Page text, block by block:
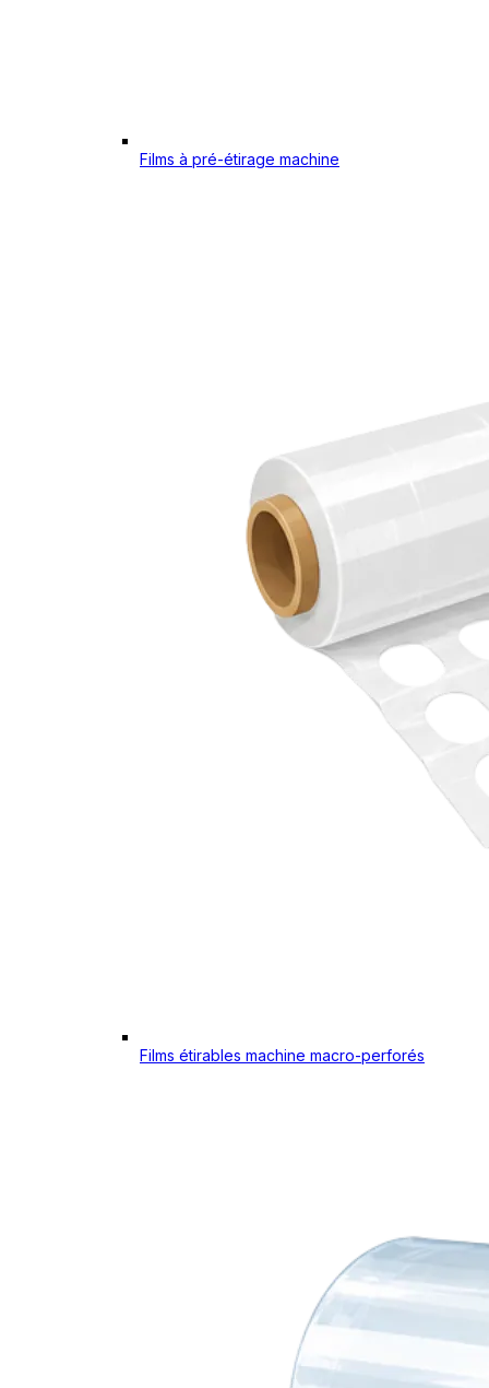
Films à pré-étirage machine
Films étirables machine macro-perforés